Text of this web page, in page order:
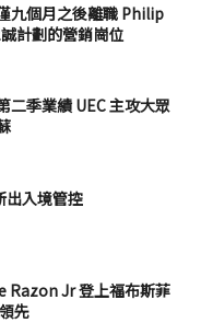
九個月之後離職 Philip
計劃的營銷崗位
二季業績 UEC 主攻大眾
出入境管控
Razon Jr 登上福布斯菲
先